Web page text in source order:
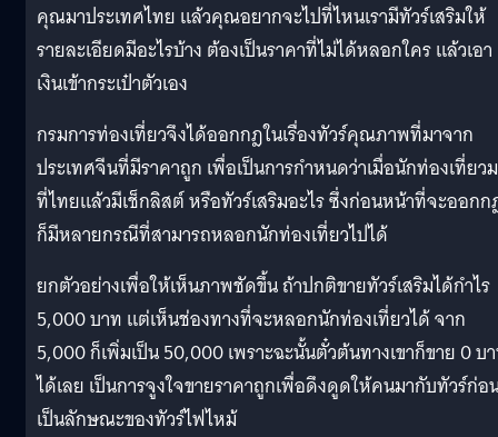
คุณมาประเทศไทย แล้วคุณอยากจะไปที่ไหนเรามีทัวร์เสริมให้
รายละเอียดมีอะไรบ้าง ต้องเป็นราคาที่ไม่ได้หลอกใคร แล้วเอา
เงินเข้ากระเป๋าตัวเอง
กรมการท่องเที่ยวจึงได้ออกกฎในเรื่องทัวร์คุณภาพที่มาจาก
ประเทศจีนที่มีราคาถูก เพื่อเป็นการกำหนดว่าเมื่อนักท่องเที่ยว
ที่ไทยแล้วมีเช็กลิสต์ หรือทัวร์เสริมอะไร ซึ่งก่อนหน้าที่จะออก
ก็มีหลายกรณีที่สามารถหลอกนักท่องเที่ยวไปได้
ยกตัวอย่างเพื่อให้เห็นภาพชัดขึ้น ถ้าปกติขายทัวร์เสริมได้กำไร
5,000 บาท แต่เห็นช่องทางที่จะหลอกนักท่องเที่ยวได้ จาก
5,000 ก็เพิ่มเป็น 50,000 เพราะฉะนั้นตั๋วต้นทางเขาก็ขาย 0 บ
ได้เลย เป็นการจูงใจขายราคาถูกเพื่อดึงดูดให้คนมากับทัวร์ก่อ
เป็นลักษณะของทัวร์ไฟไหม้